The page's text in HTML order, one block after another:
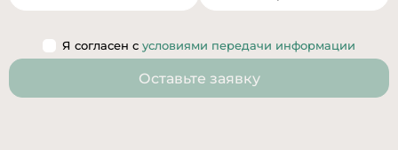
Я согласен с условиями передачи информации
Оставьте заявку